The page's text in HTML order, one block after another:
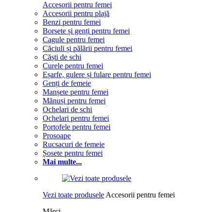
Accesorii pentru femei
Accesorii pentru plajă
Benzi pentru femei
Borsete și genți pentru femei
Cagule pentru femei
Căciuli și pălării pentru femei
Căști de schi
Curele pentru femei
Eșarfe, gulere și fulare pentru femei
Genți de femeie
Manșete pentru femei
Mănuși pentru femei
Ochelari de schi
Ochelari pentru femei
Portofele pentru femei
Prosoape
Rucsacuri de femeie
Șosete pentru femei
Mai multe...
Vezi toate produsele Accesorii pentru femei